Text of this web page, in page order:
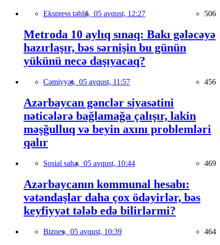
Ekspress təhlil, 05 avqust, 12:27 506
Metroda 10 aylıq sınaq: Bakı gələcəyə
hazırlaşır, bəs sərnişin bu günün
yükünü necə daşıyacaq?
Cəmiyyət, 05 avqust, 11:57 456
Azərbaycan gənclər siyasətini
nəticələrə bağlamağa çalışır, lakin
məşğulluq və beyin axını problemləri
qalır
Sosial sahə, 05 avqust, 10:44 469
Azərbaycanın kommunal hesabı:
vətəndaşlar daha çox ödəyirlər, bəs
keyfiyyət tələb edə bilirlərmi?
Biznes, 05 avqust, 10:39 464